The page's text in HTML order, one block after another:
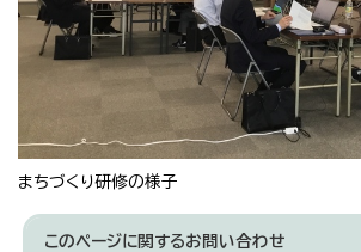
まちづくり研修の様子
このページに関するお問い合わせ